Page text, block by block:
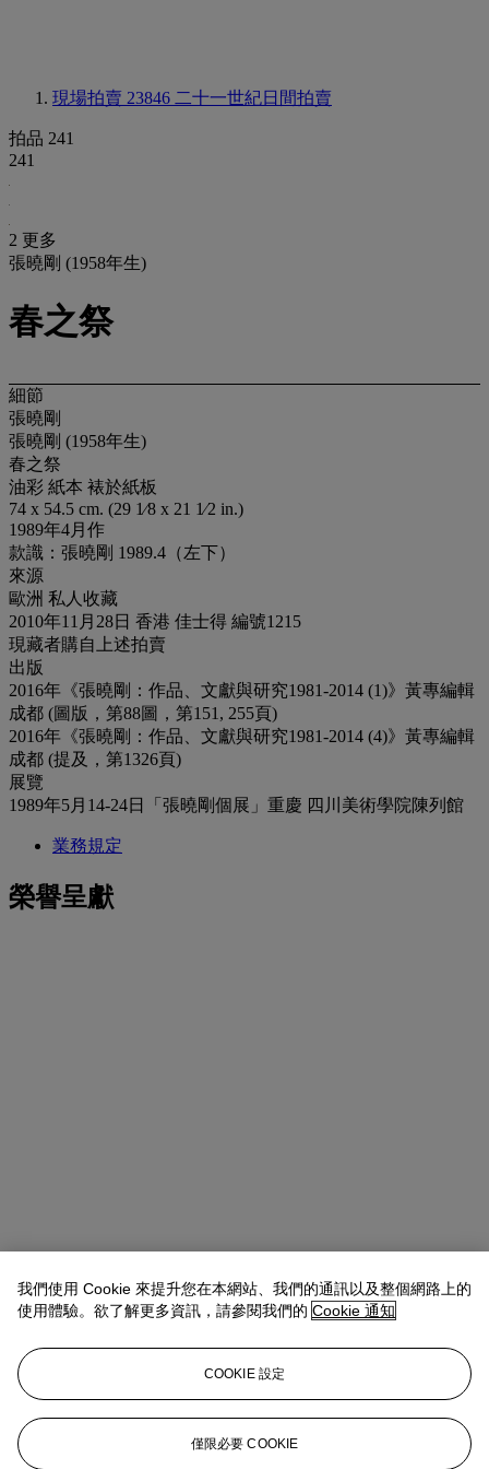
現場拍賣 23846 二十一世紀日間拍賣
拍品 241
241
2 更多
張曉剛 (1958年生)
春之祭
細節
張曉剛
張曉剛 (1958年生)
春之祭
油彩 紙本 裱於紙板
74 x 54.5 cm. (29 1⁄8 x 21 1⁄2 in.)
1989年4月作
款識：張曉剛 1989.4（左下）
來源
歐洲 私人收藏
2010年11月28日 香港 佳士得 編號1215
現藏者購自上述拍賣
出版
2016年《張曉剛：作品、文獻與研究1981-2014 (1)》黃專編輯
成都 (圖版，第88圖，第151, 255頁)
2016年《張曉剛：作品、文獻與研究1981-2014 (4)》黃專編輯
成都 (提及，第1326頁)
展覽
1989年5月14-24日「張曉剛個展」重慶 四川美術學院陳列館
業務規定
榮譽呈獻
Wendy Fang
AVP, Private Sales Specialist
wfang@christies.com
我們使用 Cookie 來提升您在本網站、我們的通訊以及整個網路上的
使用體驗。欲了解更多資訊，請參閱我們的 Cookie 通知
COOKIE 設定
僅限必要 COOKIE